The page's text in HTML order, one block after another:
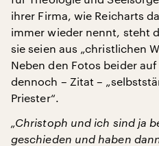
ihrer Firma, wie Reicharts
immer wieder nennt, steht
sie seien aus „christlichen
Neben den Fotos beider
dennoch – Zitat –
Priester“.
„Christoph und ich sind ja
geschieden und haben